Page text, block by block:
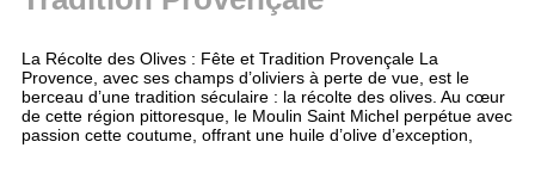
La Récolte des Olives : Fête et Tradition Provençale La
Provence, avec ses champs d’oliviers à perte de vue, est le
berceau d’une tradition séculaire : la récolte des olives. Au cœur
de cette région pittoresque, le Moulin Saint Michel perpétue avec
passion cette coutume, offrant une huile d’olive d’exception,